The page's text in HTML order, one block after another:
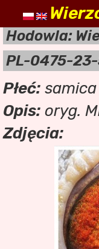
Hodowla:
PL-0475-
Płeć: samica
Opis: oryg.
Zdjęcia: